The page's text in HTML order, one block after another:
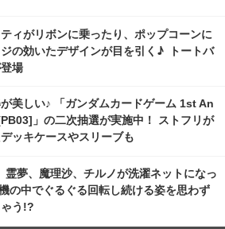
ティがリボンに乗ったり、ポップコーンに
の効いたデザインが目を引く♪ トートバ
場
美しい♪ 「ガンダムカードゲーム 1st An
」の二次抽選が実施中！ ストフリが
ッキケースやスリーブも
霊夢、魔理沙、チルノが洗濯ネットになっ
の中でぐるぐる回転し続ける姿を思わず
う!?